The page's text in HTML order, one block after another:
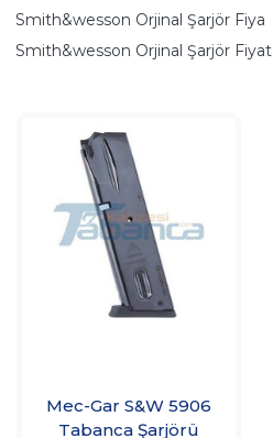
Smith&wesson Orjinal Şarjör Fiya
Smith&wesson Orjinal Şarjör Fiyat
Mec-Gar S&W 5906
Tabanca Şarjörü